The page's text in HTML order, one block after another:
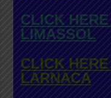
CLICK
LIMASSOL
CLICK
LARNACA